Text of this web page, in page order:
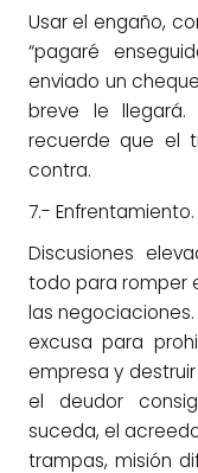
Usar el engaño,
“pagaré
enviado un
breve le
recuerde que el
contra.
7.- Enfrentamiento.
Discusiones
todo para romper
las
excusa para
empresa y
el deudor
suceda, el
trampas, misión